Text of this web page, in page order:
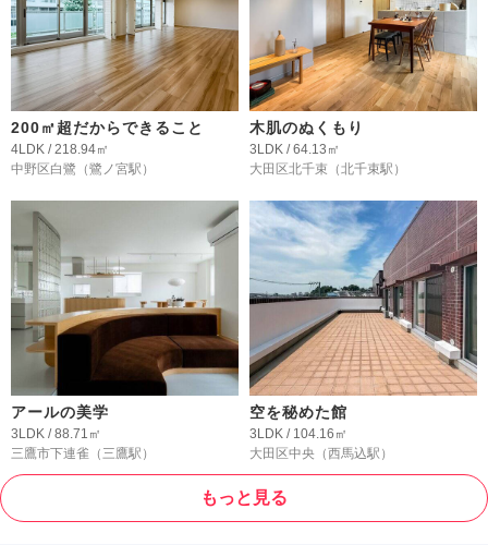
200㎡超だからできること
4LDK / 218.94㎡
中野区白鷺 （鷺ノ宮駅）
木肌のぬくもり
3LDK / 64.13㎡
大田区北千束 （北千束駅）
アールの美学
3LDK / 88.71㎡
三鷹市下連雀 （三鷹駅）
空を秘めた館
3LDK / 104.16㎡
大田区中央 （西馬込駅）
もっと見る